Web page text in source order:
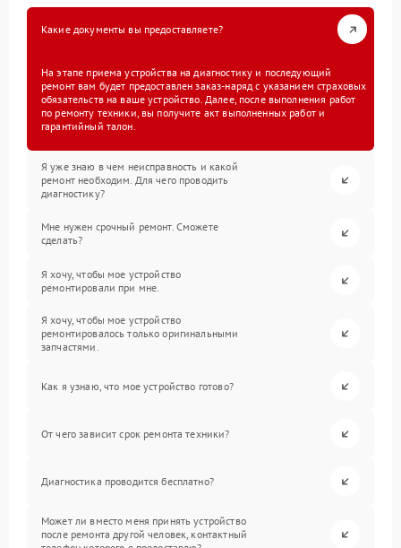
Какие документы вы предоставляете?
На этапе приема устройства на диагностику и последующий
ремонт вам будет предоставлен заказ-наряд с указанием страховых
обязательств на ваше устройство. Далее, после выполнения работ
по ремонту техники, вы получите акт выполненных работ и
гарантийный талон.
Я уже знаю в чем неисправность и какой
ремонт необходим. Для чего проводить
диагностику?
Мне нужен срочный ремонт. Сможете
сделать?
Я хочу, чтобы мое устройство
ремонтировали при мне.
Я хочу, чтобы мое устройство
ремонтировалось только оригинальными
запчастями.
Как я узнаю, что мое устройство готово?
От чего зависит срок ремонта техники?
Диагностика проводится бесплатно?
Может ли вместо меня принять устройство
после ремонта другой человек, контактный